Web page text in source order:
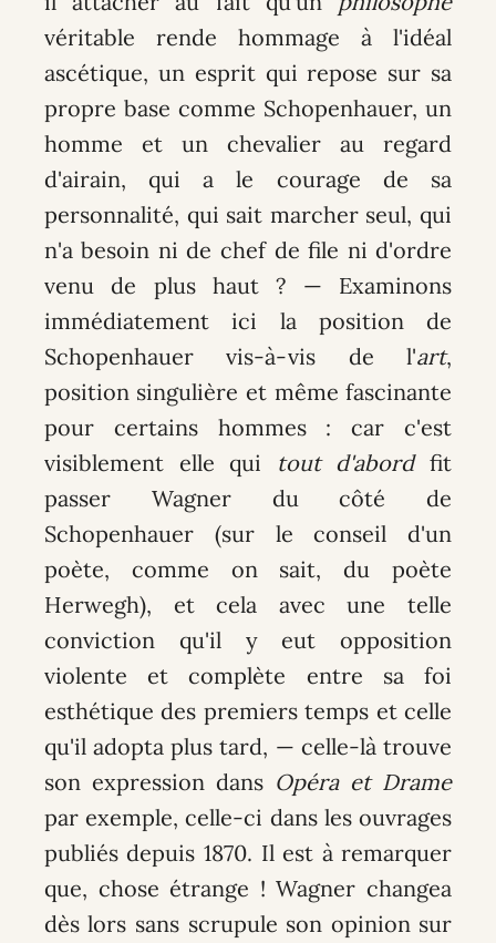
véritable rende hommage à l'idéal
ascétique, un esprit qui repose sur sa
propre base comme Schopenhauer, un
homme et un chevalier au regard
d'airain, qui a le courage de sa
personnalité, qui sait marcher seul, qui
n'a besoin ni de chef de file ni d'ordre
venu de plus haut ? — Examinons
immédiatement ici la position de
Schopenhauer vis-à-vis de l'art,
position singulière et même fascinante
pour certains hommes : car c'est
visiblement elle qui tout d'abordfit
passer Wagner du côté de
Schopenhauer (sur le conseil d'un
poète, comme on sait, du poète
Herwegh), et cela avec une telle
conviction qu'il y eut opposition
violente et complète entre sa foi
esthétique des premiers temps et celle
qu'il adopta plus tard, — celle-là trouve
son expression dans Opéra et Drame
par exemple, celle-ci dans les ouvrages
publiés depuis 1870. Il est à remarquer
que, chose étrange ! Wagner changea
dès lors sans scrupule son opinion sur